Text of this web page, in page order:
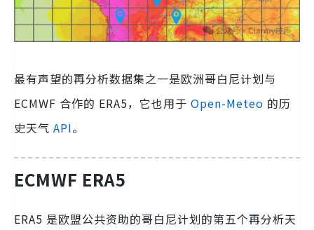
最有声望的再分析数据集之一是欧洲哥白尼计划与
ECMWF 合作的 ERA5，它也用于 Open-Meteo 的历
史天气 API。
ECMWF ERA5
ERA5 是欧盟公共资助的哥白尼计划的第五个再分析天